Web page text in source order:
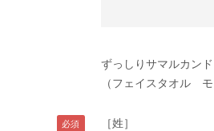
ずっしりサマルカンド
（フェイスタオル モ
［姓］